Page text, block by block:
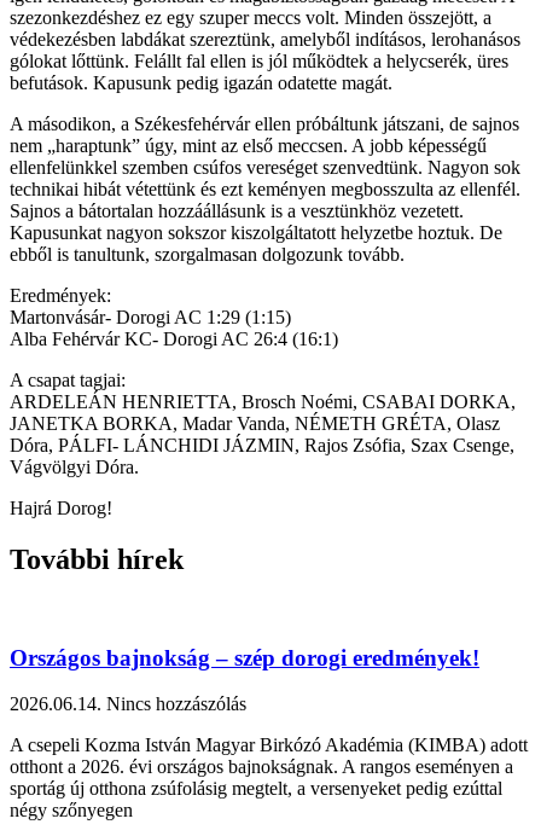
szezonkezdéshez ez egy szuper meccs volt. Minden összejött, a
védekezésben labdákat szereztünk, amelyből indításos, lerohanásos
gólokat lőttünk. Felállt fal ellen is jól működtek a helycserék, üres
befutások. Kapusunk pedig igazán odatette magát.
A másodikon, a Székesfehérvár ellen próbáltunk játszani, de sajnos
nem „haraptunk” úgy, mint az első meccsen. A jobb képességű
ellenfelünkkel szemben csúfos vereséget szenvedtünk. Nagyon sok
technikai hibát vétettünk és ezt keményen megbosszulta az ellenfél.
Sajnos a bátortalan hozzáállásunk is a vesztünkhöz vezetett.
Kapusunkat nagyon sokszor kiszolgáltatott helyzetbe hoztuk. De
ebből is tanultunk, szorgalmasan dolgozunk tovább.
Eredmények:
Martonvásár- Dorogi AC 1:29 (1:15)
Alba Fehérvár KC- Dorogi AC 26:4 (16:1)
A csapat tagjai:
ARDELEÁN HENRIETTA, Brosch Noémi, CSABAI DORKA,
JANETKA BORKA, Madar Vanda, NÉMETH GRÉTA, Olasz
Dóra, PÁLFI- LÁNCHIDI JÁZMIN, Rajos Zsófia, Szax Csenge,
Vágvölgyi Dóra.
Hajrá Dorog!
További hírek
Országos bajnokság – szép dorogi eredmények!
2026.06.14. Nincs hozzászólás
A csepeli Kozma István Magyar Birkózó Akadémia (KIMBA) adott
otthont a 2026. évi országos bajnokságnak. A rangos eseményen a
sportág új otthona zsúfolásig megtelt, a versenyeket pedig ezúttal
négy szőnyegen